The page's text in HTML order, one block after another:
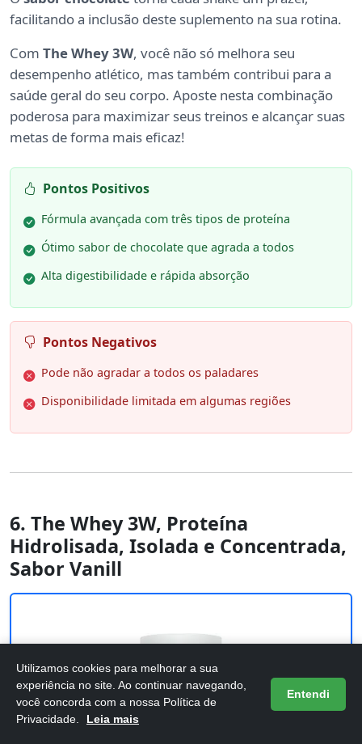
facilitando a inclusão deste suplemento na sua rotina.
Com The Whey 3W, você não só melhora seu
desempenho atlético, mas também contribui para a
saúde geral do seu corpo. Aposte nesta combinação
poderosa para maximizar seus treinos e alcançar suas
metas de forma mais eficaz!
Pontos Positivos
Fórmula avançada com três tipos de proteína
Ótimo sabor de chocolate que agrada a todos
Alta digestibilidade e rápida absorção
Pontos Negativos
Pode não agradar a todos os paladares
Disponibilidade limitada em algumas regiões
6. The Whey 3W, Proteína
Hidrolisada, Isolada e Concentrada,
Sabor Vanill
Utilizamos cookies para melhorar a sua
experiência no site. Ao continuar navegando,
você concorda com a nossa Política de
Privacidade.
Leia mais
Entendi